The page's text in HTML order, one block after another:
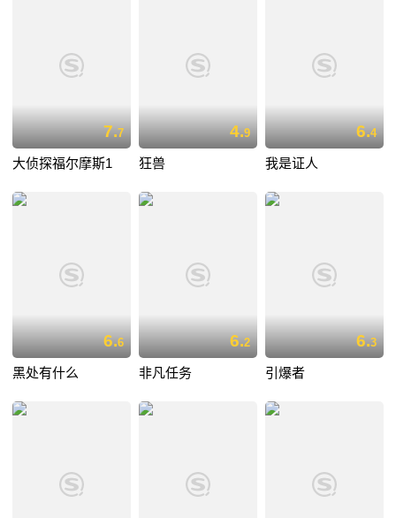
7.7
大侦探福尔摩斯1
4.9
狂兽
6.4
我是证人
6.6
黑处有什么
6.2
非凡任务
6.3
引爆者